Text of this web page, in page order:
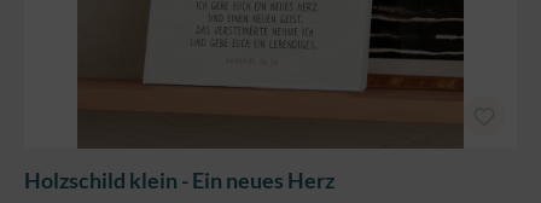
Holzschild klein - Ein neues Herz